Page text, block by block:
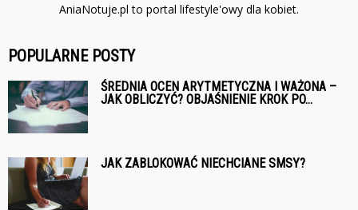
AniaNotuje.pl to portal lifestyle'owy dla kobiet.
POPULARNE POSTY
ŚREDNIA OCEN ARYTMETYCZNA I WAŻONA –
JAK OBLICZYĆ? OBJAŚNIENIE KROK PO...
JAK ZABLOKOWAĆ NIECHCIANE SMSY?